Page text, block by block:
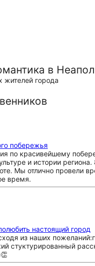
в
жителей города
побережья
по красивейшему
и истории
Мы отлично провели
время.
настоящий город
из наших
стуктурированный